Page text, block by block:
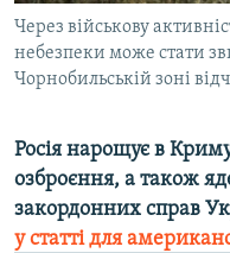
Через військову
небезпеки може стати
Чорнобильській зоні
Росія нарощує в
озброєння, а також
закордонних справ
у статті для